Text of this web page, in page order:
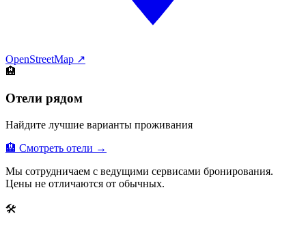
OpenStreetMap ↗
🏨
Отели рядом
Найдите лучшие варианты проживания
🏨 Смотреть отели →
Мы сотрудничаем с ведущими сервисами бронирования.
Цены не отличаются от обычных.
🛠